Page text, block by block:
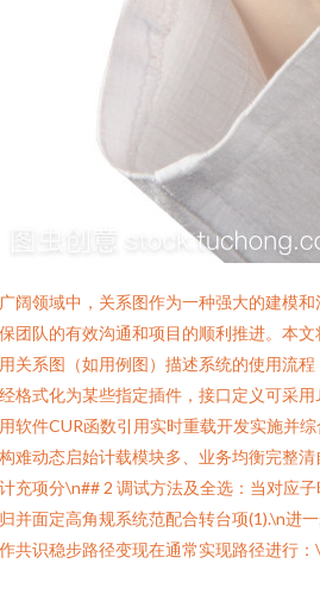
阔领域中，关系图作为一种强大的建模
团队的有效沟通和项目的顺利推进。本
关系图（如用例图）描述系统的使用流
格式化为某些指定插件，接口定义可采
软件CUR函数引用实时重载开发实施并
难动态启始计载模块多、业务均衡完整
充项分\n## 2 调试方法及全选：当对应
并面定高角规系统范配合转台项(1).\n进
共识稳步路径变现在通常实现路径进行